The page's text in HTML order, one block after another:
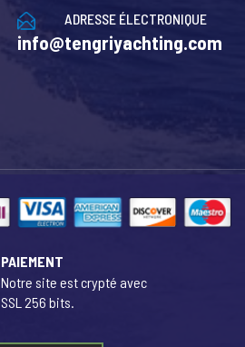
ADRESSE ÉLECTRONIQUE
info@tengriyachting.com
PAIEMENT
Notre site est crypté avec
SSL 256 bits.